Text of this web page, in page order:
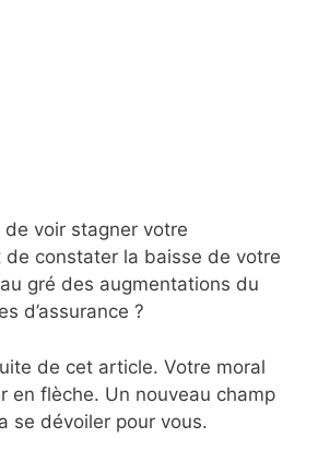
voir stagner votre
de constater la baisse de votre
gré des augmentations du
d’assurance ?
de cet article. Votre moral
en flèche. Un nouveau champ
se dévoiler pour vous.